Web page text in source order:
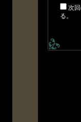
次
る。